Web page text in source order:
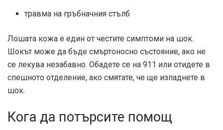
травма на гръбначния стълб
Лошата кожа е един от честите симптоми на шок.
Шокът може да бъде смъртоносно състояние, ако не
се лекува незабавно. Обадете се на 911 или отидете в
спешното отделение, ако смятате, че ще изпаднете в
шок.
Кога да потърсите помощ